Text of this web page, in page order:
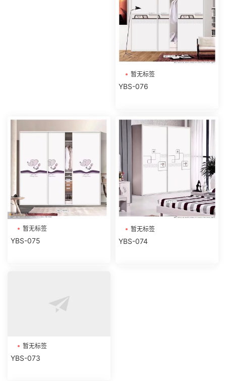
暂无标签
YBS-076
暂无标签
YBS-075
暂无标签
YBS-074